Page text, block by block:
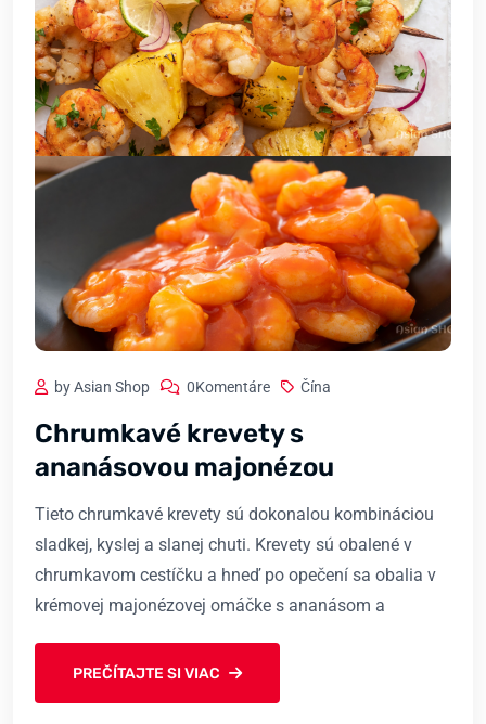
by Asian Shop 0Komentáre Čína
Chrumkavé krevety s
ananásovou majonézou
Tieto chrumkavé krevety sú dokonalou kombináciou
sladkej, kyslej a slanej chuti. Krevety sú obalené v
chrumkavom cestíčku a hneď po opečení sa obalia v
krémovej majonézovej omáčke s ananásom a
PREČÍTAJTE SI VIAC